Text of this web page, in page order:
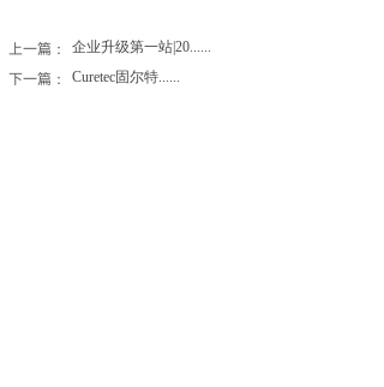
上一篇： 企业升级第一站|20......
下一篇： Curetec固尔特......